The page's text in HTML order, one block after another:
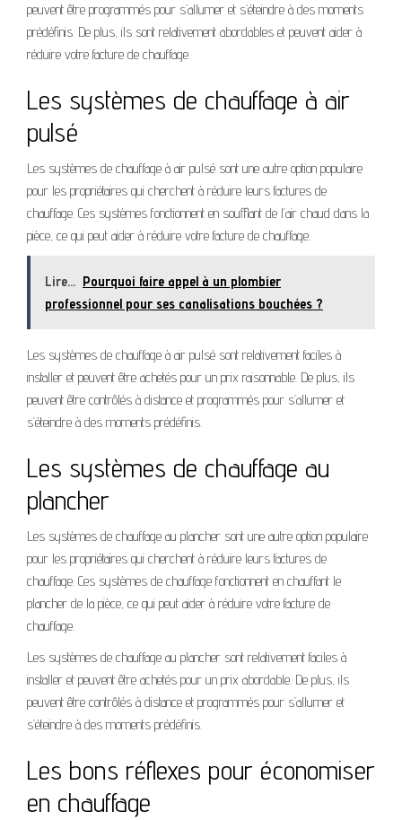
peuvent être programmés pour s’allumer et s’éteindre à des moments
prédéfinis. De plus, ils sont relativement abordables et peuvent aider à
réduire votre facture de chauffage.
Les systèmes de chauffage à air
pulsé
Les systèmes de chauffage à air pulsé sont une autre option populaire
pour les propriétaires qui cherchent à réduire leurs factures de
chauffage. Ces systèmes fonctionnent en soufflant de l’air chaud dans la
pièce, ce qui peut aider à réduire votre facture de chauffage.
Lire... Pourquoi faire appel à un plombier
professionnel pour ses canalisations bouchées ?
Les systèmes de chauffage à air pulsé sont relativement faciles à
installer et peuvent être achetés pour un prix raisonnable. De plus, ils
peuvent être contrôlés à distance et programmés pour s’allumer et
s’éteindre à des moments prédéfinis.
Les systèmes de chauffage au
plancher
Les systèmes de chauffage au plancher sont une autre option populaire
pour les propriétaires qui cherchent à réduire leurs factures de
chauffage. Ces systèmes de chauffage fonctionnent en chauffant le
plancher de la pièce, ce qui peut aider à réduire votre facture de
chauffage.
Les systèmes de chauffage au plancher sont relativement faciles à
installer et peuvent être achetés pour un prix abordable. De plus, ils
peuvent être contrôlés à distance et programmés pour s’allumer et
s’éteindre à des moments prédéfinis.
Les bons réflexes pour économiser
en chauffage